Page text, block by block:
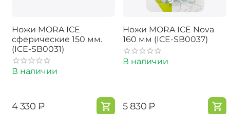
Ножи MORA ICE
сферические 150 мм.
(ICE-SB0031)
В наличии
‍4 330‍ ₽
Ножи MORA ICE Nova
160 мм (ICE-SB0037)
В наличии
‍5 830‍₽